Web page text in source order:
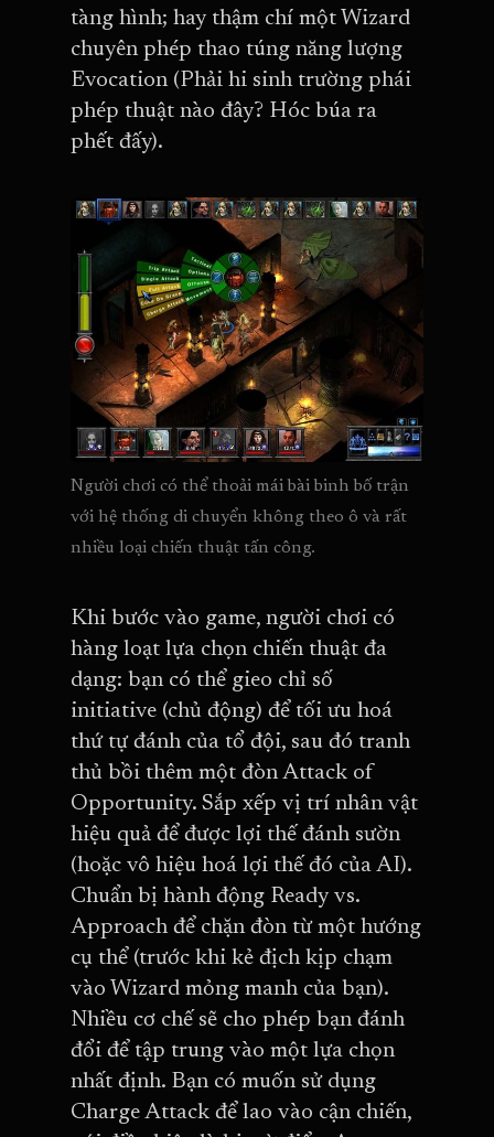
tàng hình; hay thậm chí một Wizard
chuyên phép thao túng năng lượng
Evocation (Phải hi sinh trường phái
phép thuật nào đây? Hóc búa ra
phết đấy).
Người chơi có thể thoải mái bài binh bố trận
với hệ thống di chuyển không theo ô và rất
nhiều loại chiến thuật tấn công.
Khi bước vào game, người chơi có
hàng loạt lựa chọn chiến thuật đa
dạng: bạn có thể gieo chỉ số
initiative (chủ động) để tối ưu hoá
thứ tự đánh của tổ đội, sau đó tranh
thủ bồi thêm một đòn Attack of
Opportunity. Sắp xếp vị trí nhân vật
hiệu quả để được lợi thế đánh sườn
(hoặc vô hiệu hoá lợi thế đó của AI).
Chuẩn bị hành động Ready vs.
Approach để chặn đòn từ một hướng
cụ thể (trước khi kẻ địch kịp chạm
vào Wizard mỏng manh của bạn).
Nhiều cơ chế sẽ cho phép bạn đánh
đổi để tập trung vào một lựa chọn
nhất định. Bạn có muốn sử dụng
Charge Attack để lao vào cận chiến,